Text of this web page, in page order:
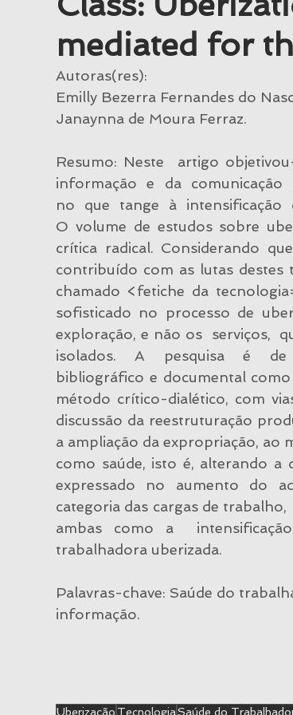
Trabalho & Saúde Trabalho &
mediated for
Autoras(res):
Emilly Bezerra Fernandes do
Janaynna de Moura Ferraz.
Resumo: Neste  artigo
informação  e  da
no  que  tange  à  intensificação
O volume de estudos sobre
crítica radical. Considerando
contribuído com as lutas
chamado <fetiche da
sofisticado no processo de
exploração, e não os  serviços,
isolados.  A  pesquisa  é  de
bibliográfico e documental
método crítico-dialético, com
discussão da reestruturação
a ampliação da expropriação, ao
como saúde, isto é, alterando a
expressado no aumento do
categoria das cargas de
ambas como a
trabalhadora uberizada.
Palavras-chave: Saúde do
informação.
Uberização TecnologiaSaúde do